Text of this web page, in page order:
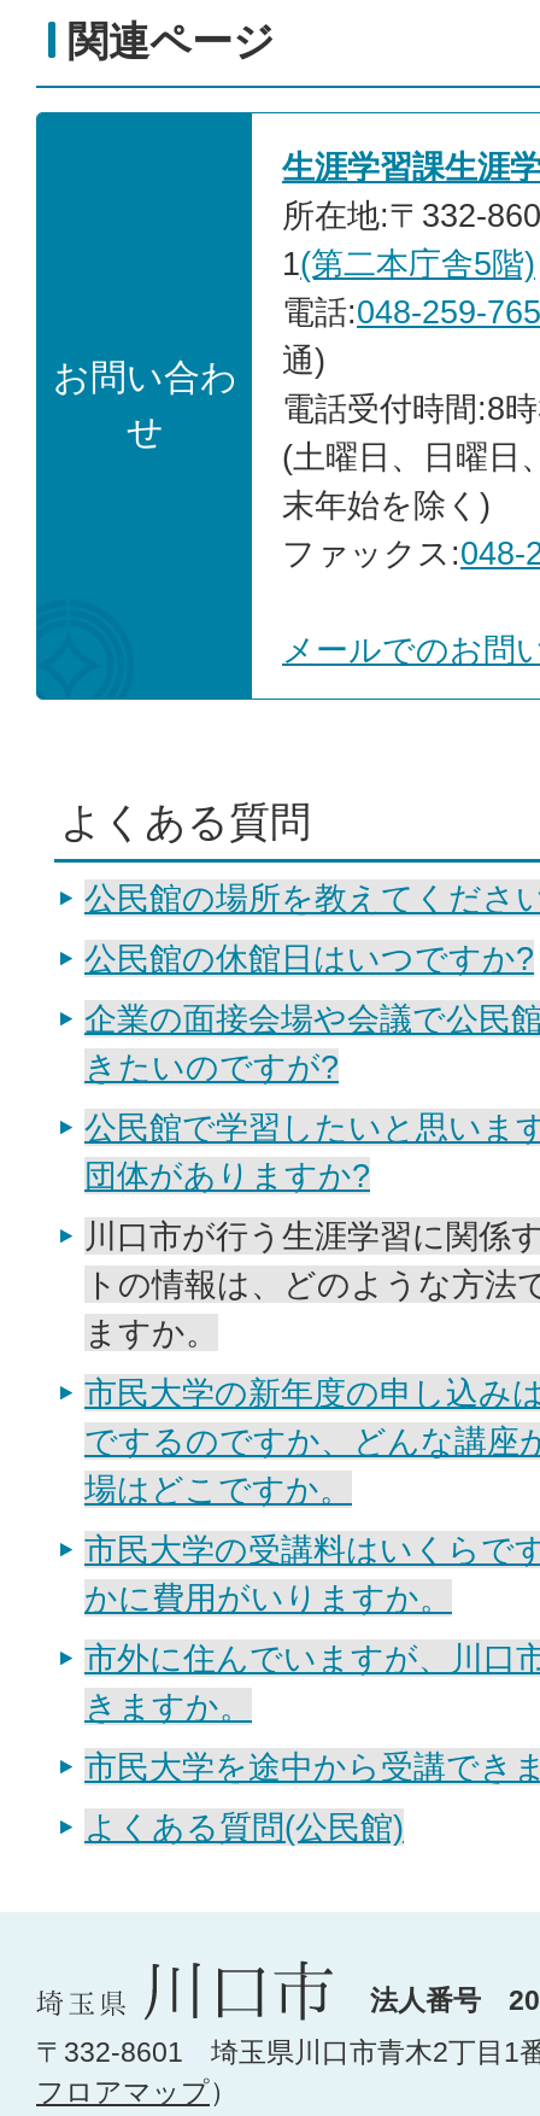
関連ページ
お問い合わ
せ
生涯学習課生涯
所在地:〒332-
1(第二本庁舎5階)
電話:048-259-
通)
電話受付時間:8
(土曜日、日曜日
末年始を除く)
ファックス:048-
メールでのお問
よくある質問
公民館の場所を教えてくださ
公民館の休館日はいつですか?
企業の面接会場や会議で公民
きたいのですが?
公民館で学習したいと思いま
団体がありますか?
川口市が行う生涯学習に関係
トの情報は、どのような方法
ますか。
市民大学の新年度の申し込み
でするのですか、どんな講座
場はどこですか。
市民大学の受講料はいくらで
かに費用がいりますか。
市外に住んでいますが、川口
きますか。
市民大学を途中から受講でき
よくある質問(公民館)
法人番号
〒332-8601 埼玉県川口市青木2丁目1
フロアマップ）